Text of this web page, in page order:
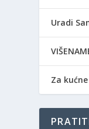
Uradi
Za